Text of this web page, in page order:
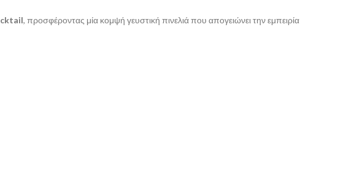
, προσφέροντας μία κομψή γευστική πινελιά που απογειώνει την εμπειρία